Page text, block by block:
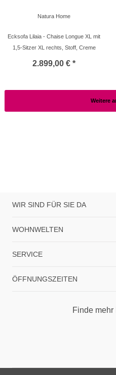
Natura Home
Ecksofa Lilaia - Chaise Longue XL mit
1,5-Sitzer XL rechts, Stoff, Creme
2.899,00 € *
Weitere
WIR SIND FÜR SIE DA
WOHNWELTEN
SERVICE
ÖFFNUNGSZEITEN
Finde mehr